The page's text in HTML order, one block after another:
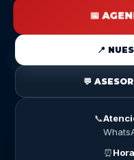
📅
📍
💬
📞
⏰